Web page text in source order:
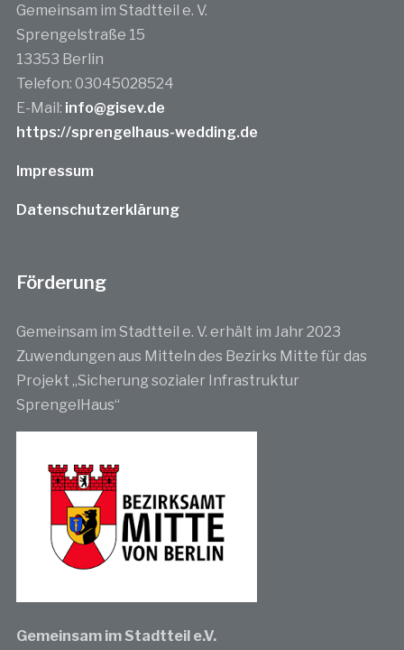
Gemeinsam im Stadtteil e. V.
Sprengelstraße 15
13353 Berlin
Telefon: 03045028524
E-Mail: info@gisev.de
https://sprengelhaus-wedding.de
Impressum
Datenschutzerklärung
Förderung
Gemeinsam im Stadtteil e. V. erhält im Jahr 2023
Zuwendungen aus Mitteln des Bezirks Mitte für das
Projekt „Sicherung sozialer Infrastruktur
SprengelHaus“
Gemeinsam im Stadtteil e.V.